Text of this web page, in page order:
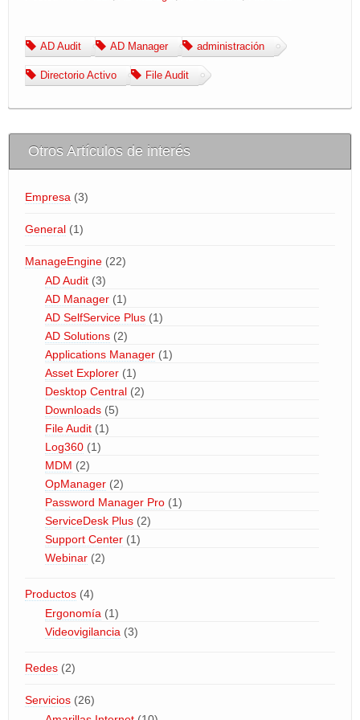
Area de Clientes
AD Audit AD Manager administración
Directorio Activo File Audit
Otros Artículos de interés
Empresa (3)
General (1)
ManageEngine (22)
AD Audit (3)
AD Manager (1)
AD SelfService Plus (1)
AD Solutions (2)
Applications Manager (1)
Asset Explorer (1)
Desktop Central (2)
Downloads (5)
File Audit (1)
Log360 (1)
MDM (2)
OpManager (2)
Password Manager Pro (1)
ServiceDesk Plus (2)
Support Center (1)
Webinar (2)
Productos (4)
Ergonomía (1)
Videovigilancia (3)
Redes (2)
Servicios (26)